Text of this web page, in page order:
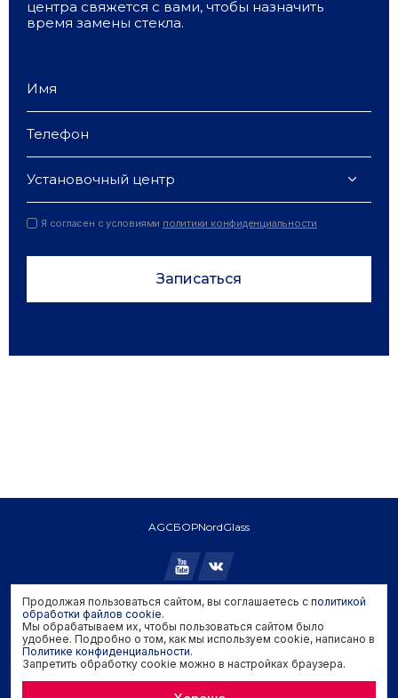
центра свяжется с вами, чтобы назначить
время замены стекла.
Установочный центр
Я согласен с условиями политики конфиденциальности
Записаться
AGCБОРNordGlass
Copyright © 2026 AGC. All rights reserved.
Политика конфиденциальности
Политика обработки файлов cookie
Задать вопрос производителю
Продолжая пользоваться сайтом, вы соглашаетесь с политикой
обработки файлов cookie.
Мы обрабатываем их, чтобы пользоваться сайтом было
удобнее. Подробно о том, как мы используем cookie, написано в
Политике конфиденциальности.
Запретить обработку cookie можно в настройках браузера.